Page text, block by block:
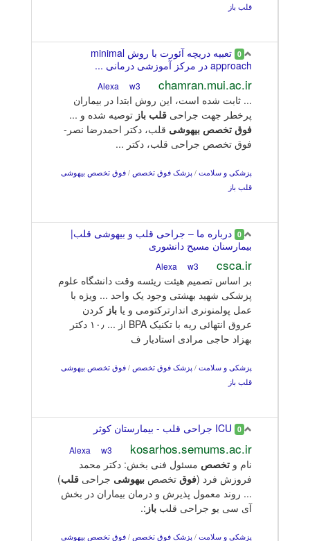
قلب باز
0
تعبیه دریچه آئورت با روش minimal
approach در مرکز آموزشی درمانی ...
chamran.mui.ac.ir
w3
... ثابت شده است، این روش ابتدا در بیماران
پرخطر جهت جراحی قلب باز توصیه شده و ...
فوق تخصص بیهوشی قلب، دکتر احمدرضا نصر-
فوق تخصص جراحی قلب، دکتر ...
پزشکی و سلامت / پزشک فوق تخصص / فوق تخصص بیهوشی
قلب باز
0 درباره ما – جراحی قلب و بیهوشی قلب|
بیمارسنان مسیح دانشوری
csca.ir
w3
بر اساس تصمیم هیئت ریئسه وقت دانشگاه علوم
پزشکی شهید بهشتی وجود یک واحد ... ویژه با
عمل پولمنونری اندارترکتومی و یا باز کردن
عروق انتهائی ریه با تکنیک BPA از ... ۱۰٫ دکتر
بهزاد حاجی مرادی استادیار ف
پزشکی و سلامت / پزشک فوق تخصص / فوق تخصص بیهوشی
قلب باز
0
kosarhos.semums.ac.ir
w3
نام و تخصص مسئول فنی بخش: دکتر محمد
فروزش فرد (فوق تخصص بیهوشی جراحی قلب)
... روند معمول پذیرش و درمان بیماران در بخش
آی سی یو جراحی قلب باز :.
پزشکی و سلامت / پزشک فوق تخصص / فوق تخصص بیهوشی